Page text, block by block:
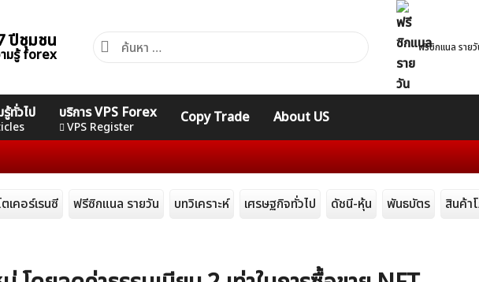
ปีชุมชน
มรู้ forex
ค้นหา
สำหรับ:
ฟรีซิกแนล ราย
ทั่วไป บริการ VPS Forex
VPS Register
Copy Trade About US
คอร์ส
Professional
คอร์ส
Expert Indicators
เคอร์เรนซี ฟรีซิกแนล รายวัน บทวิเคราะห์ เศรษฐกิจทั่วไป ดัชนี-หุ้น พันธบัตร สินค้